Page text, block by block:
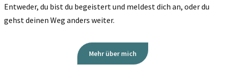
Entweder, du bist du begeistert und meldest dich an, oder du
gehst deinen Weg anders weiter.
Mehr über mich